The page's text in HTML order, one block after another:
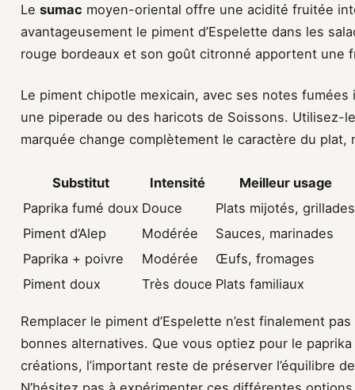
Le sumac moyen-oriental offre une acidité fruitée
avantageusement le piment d’Espelette dans les
rouge bordeaux et son goût citronné apportent une
Le piment chipotle mexicain, avec ses notes
une piperade ou des haricots de Soissons. Utilisez-
marquée change complètement le caractère du
Substitut Intensité
Meilleur usage
Paprika fumé doux Douce
Plats mijotés, grillades
Piment d’Alep
Modérée
Sauces, marinades
Paprika + poivre
Modérée
Œufs, fromages
Piment doux
Très douce Plats familiaux
Remplacer le piment d’Espelette n’est finalement
bonnes alternatives. Que vous optiez pour le
créations, l’important reste de préserver l’équilibre